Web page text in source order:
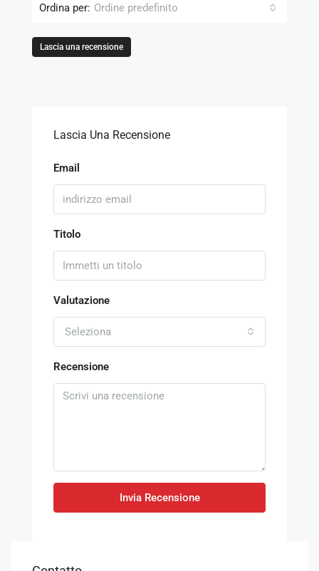
Ordina per: Ordine predefinito
Lascia una recensione
Lascia Una Recensione
Email
Titolo
Valutazione
Seleziona
Recensione
Invia Recensione